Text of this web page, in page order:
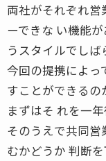
両社がそれぞれ営
ーできな い機能
うスタイルでしば
今回の提携によっ
すことができるの
まずはそ れを一年
そのうえで共同
むかどうか 判断を